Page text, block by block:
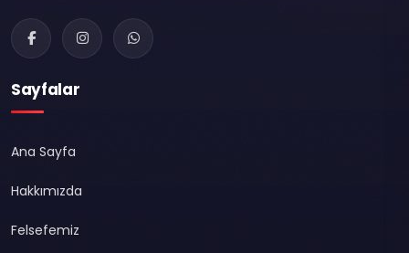
Sayfalar
Ana Sayfa
Hakkımızda
Felsefemiz